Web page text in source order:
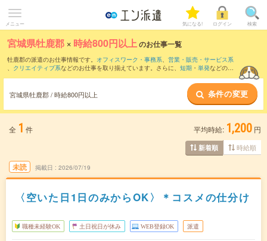
メニュー 気になる! ログイン 検索
宮城県牡鹿郡 × 時給800円以上のお仕事一覧
牡鹿郡の派遣のお仕事情報です。 オフィスワーク・事務系、 営業・販売・サービス系
、 クリエイティブ系などのお仕事を取り揃えています。さらに、 短期 ・ 単発などの期
時給1050円以上 ・1800円以上の求人はこちら
当サイトでは法令を遵守し、最低賃金以上の求人のみを掲載しています。
宮城県牡鹿郡 / 時給800円以上 条件の変更
全 1 件 平均時給: 1,200 円
新着順 時給順
未読 掲載日 2026/07/19
〈空いた日1日のみからOK〉＊コスメの仕分け
職種未経験OK 土日祝日が休み WEB登録OK 派遣